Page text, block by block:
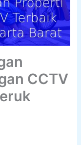
CCTV